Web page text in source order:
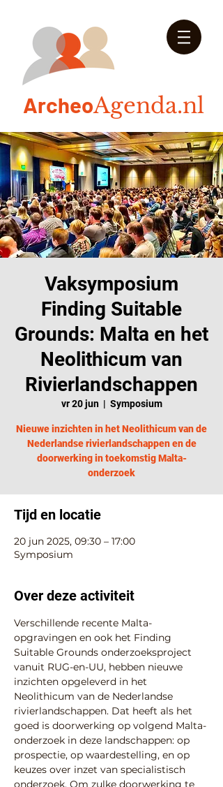
ArcheoAgenda.nl
Vaksymposium
Finding Suitable
Grounds: Malta en het
Neolithicum van
Rivierlandschappen
vr 20 jun
  |
Symposium
Nieuwe inzichten in het Neolithicum van de
Nederlandse rivierlandschappen en de
doorwerking in toekomstig Malta-
onderzoek
Tijd en locatie
20 jun 2025, 09:30 – 17:00
Symposium
Over deze activiteit
Verschillende recente Malta-
opgravingen en ook het Finding
Suitable Grounds onderzoeksproject
vanuit RUG-en-UU, hebben nieuwe
inzichten opgeleverd in het
Neolithicum van de Nederlandse
rivierlandschappen. Dat heeft als het
goed is doorwerking op volgend Malta-
onderzoek in deze landschappen: op
prospectie, op waardestelling, en op
keuzes over inzet van specialistisch
onderzoek. Om zulke doorwerking te